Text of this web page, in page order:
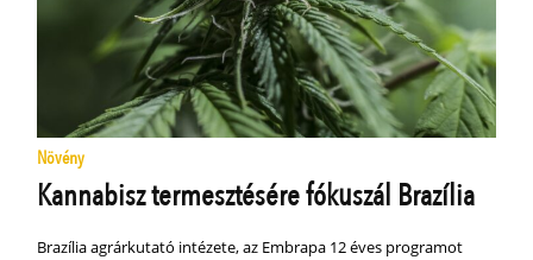
Növény
Kannabisz termesztésére fókuszál Brazília
Brazília agrárkutató intézete, az Embrapa 12 éves programot